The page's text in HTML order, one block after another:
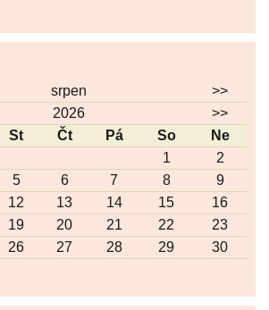
srpen
>>
2026
>>
St Čt Pá So
Ne
1
2
5 6 7 8
9
12 13 14 15
16
19 20 21 22
23
26 27 28 29
30